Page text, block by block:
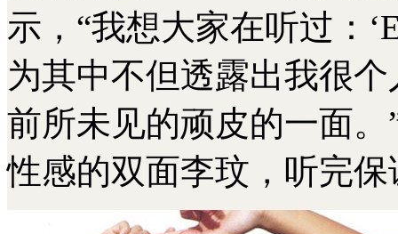
示，“我想大家在听过：
为其中不但透露出我很
前所未见的顽皮的一面。
性感的双面李玟，听完